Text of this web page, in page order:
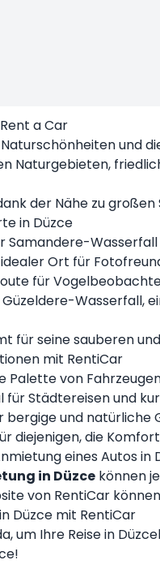
a Car
und
Naturgebieten,
der Nähe zu
in Düzce
idealer Ort für
für
Wasserfall,
für seine sauberen
mit RentiCar
Palette von
für Städtereisen und
bergige und natürliche
diejenigen, die
eines Autos in
in Düzce können
von RentiCar
Düzce mit RentiCar
um Ihre Reise in Düzce